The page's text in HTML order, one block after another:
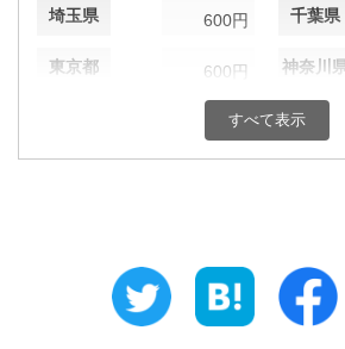
埼玉県 600円 千葉県
東京都 600円 神奈川
600円 富山県
静岡県
600円 三重県
すべて表示